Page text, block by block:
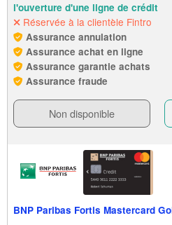
l'ouverture d'une ligne de crédit
Réservée à la clientèle Fintro
Assurance annulation
Assurance achat en ligne
Assurance garantie achats
Assurance fraude
Non disponible
BNP Paribas Fortis Mastercard